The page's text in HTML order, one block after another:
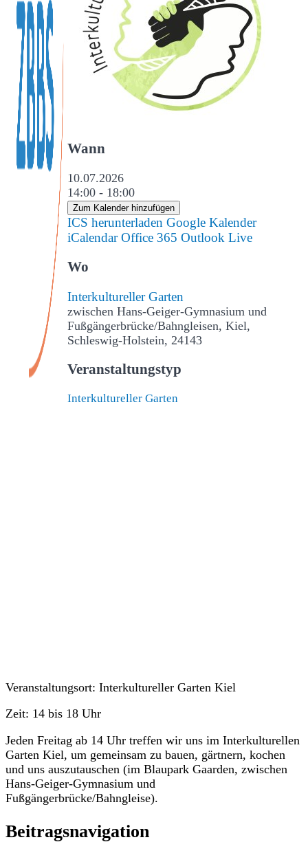
Wann
10.07.2026
14:00 - 18:00
Zum Kalender hinzufügen
ICS herunterladen Google Kalender
iCalendar Office 365 Outlook Live
Wo
Interkultureller Garten
zwischen Hans-Geiger-Gymnasium und
Fußgängerbrücke/Bahngleisen, Kiel,
Schleswig-Holstein, 24143
Veranstaltungstyp
Interkultureller Garten
Veranstaltungsort: Interkultureller Garten Kiel
Zeit: 14 bis 18 Uhr
Jeden Freitag ab 14 Uhr treffen wir uns im Interkulturellen
Garten Kiel, um gemeinsam zu bauen, gärtnern, kochen
und uns auszutauschen (im Blaupark Gaarden, zwischen
Hans-Geiger-Gymnasium und
Fußgängerbrücke/Bahngleise).
Beitragsnavigation